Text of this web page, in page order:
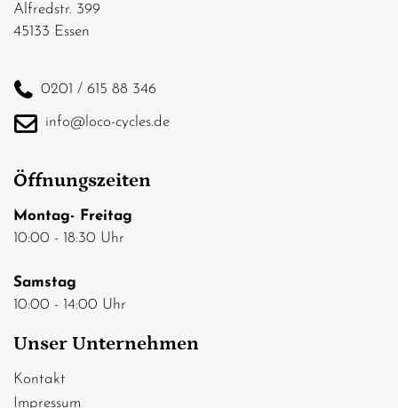
Alfredstr. 399
45133 Essen
0201 / 615 88 346
info@loco-cycles.de
Öffnungszeiten
Montag- Freitag
10:00 - 18:30 Uhr
Samstag
10:00 - 14:00 Uhr
Unser Unternehmen
Kontakt
Impressum